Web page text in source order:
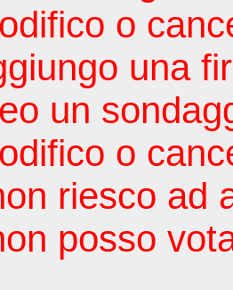
o
una
un
o
riesco ad
posso